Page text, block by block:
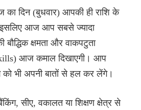
दिन (बुधवार) आपकी ही राशि के
इसलिए आज आप सबसे ज्यादा
क्षमता और वाकपटुता
आज कमाल दिखाएगी। आप
भी अपनी बातों से हल कर लेंगे।
सीए, वकालत या शिक्षण क्षेत्र से